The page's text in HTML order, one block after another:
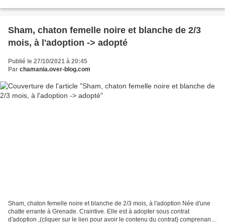
Sham, chaton femelle noire et blanche de 2/3
mois, à l'adoption -> adopté
Publié le 27/10/2021 à 20:45
Par chamania.over-blog.com
Sham, chaton femelle noire et blanche de 2/3 mois, à l'adoption Née d'une
chatte errante à Grenade. Craintive. Elle est à adopter sous contrat
d'adoption ,(cliquer sur le lien pour avoir le contenu du contrat) comprenant